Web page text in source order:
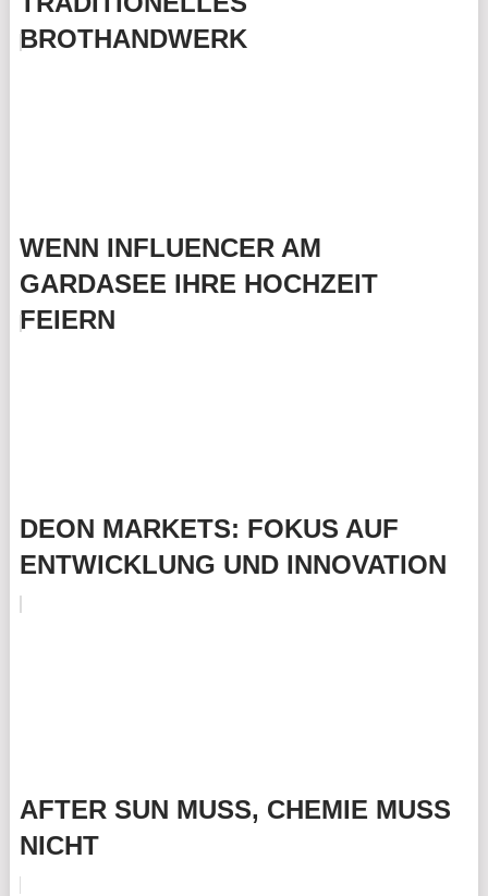
BROTHANDWERK
WENN INFLUENCER AM
GARDASEE IHRE HOCHZEIT
FEIERN
DEON MARKETS: FOKUS AUF
ENTWICKLUNG UND INNOVATION
AFTER SUN MUSS, CHEMIE MUSS
NICHT